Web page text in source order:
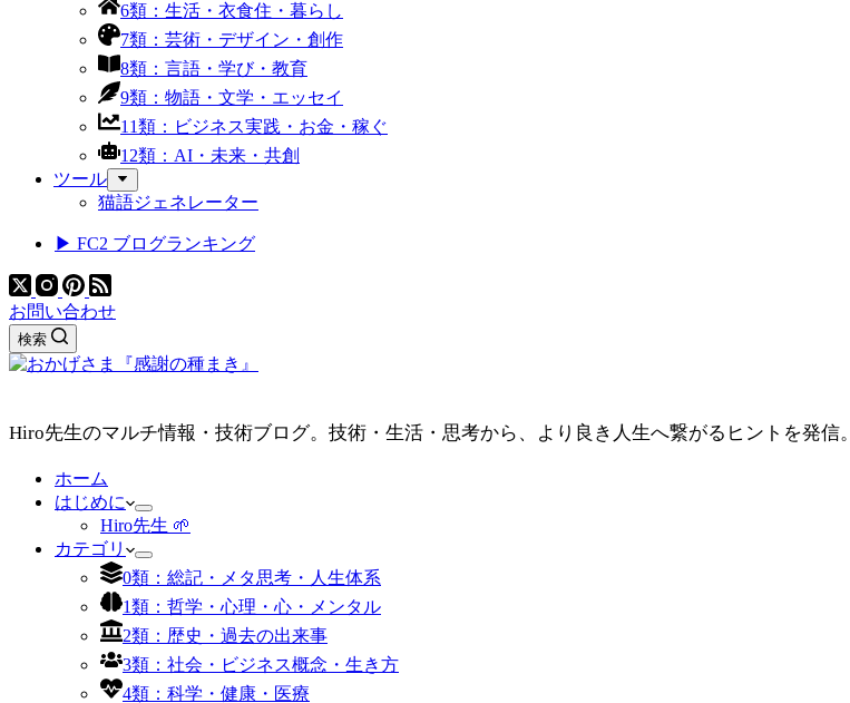
6類：生活・衣食住・暮らし
7類：芸術・デザイン・創作
8類：言語・学び・教育
9類：物語・文学・エッセイ
11類：ビジネス実践・お金・稼ぐ
12類：AI・未来・共創
ツール
猫語ジェネレーター
▶ FC2 ブログランキング
お問い合わせ
検索
Hiro先生のマルチ情報・技術ブログ。技術・生活・思考から、より良き人生へ繋がるヒントを発信。
ホーム
はじめに
Hiro先生 🌱
カテゴリ
0類：総記・メタ思考・人生体系
1類：哲学・心理・心・メンタル
2類：歴史・過去の出来事
3類：社会・ビジネス概念・生き方
4類：科学・健康・医療